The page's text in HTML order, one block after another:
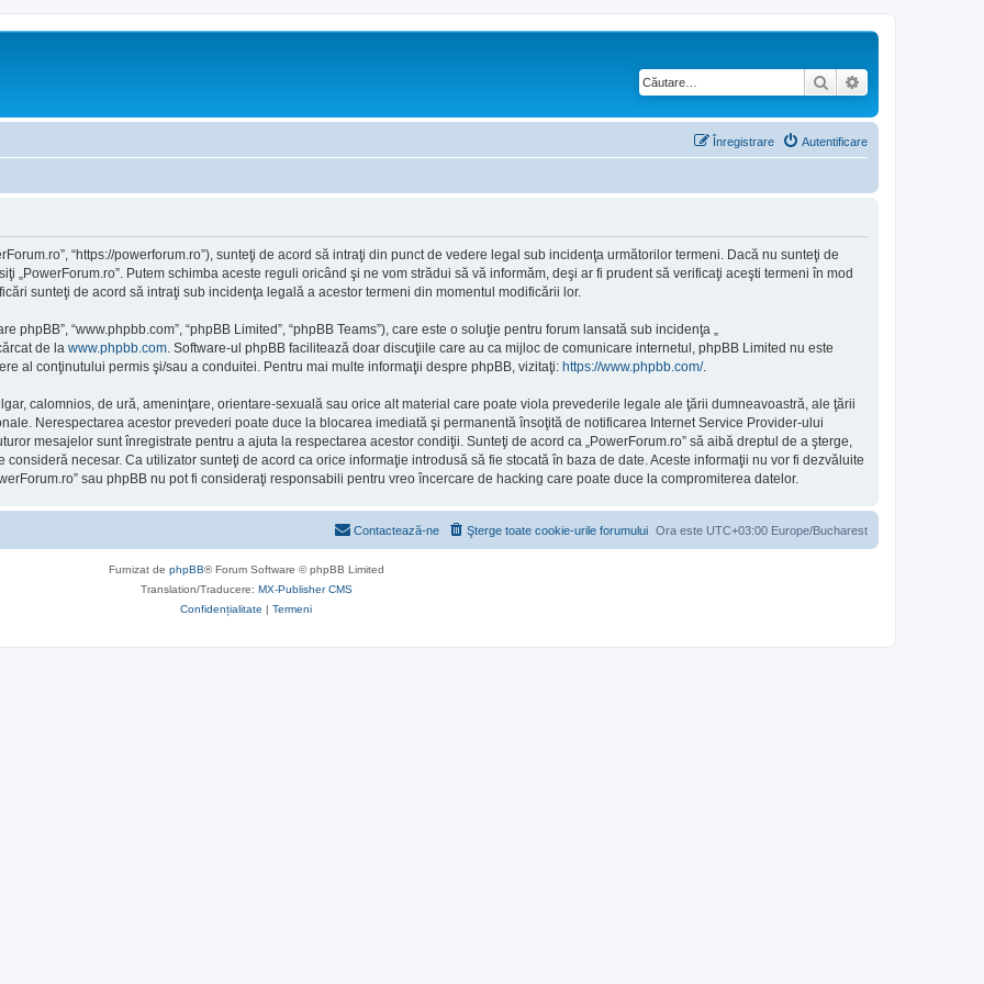
Căutare
Autentificare
Înregistrare
“https://powerforum.ro”), sunteţi de acord să intraţi din punct de vedere legal sub incidenţa următorilor termeni. Dacă nu sunteţi de
„PowerForum.ro”. Putem schimba aceste reguli oricând şi ne vom strădui să vă informăm, deşi ar fi prudent să verificaţi aceşti termeni în mod
sunteţi de acord să intraţi sub incidenţa legală a acestor termeni din momentul modificării lor.
phpBB”, “www.phpbb.com”, “phpBB Limited”, “phpBB Teams”), care este o soluţie pentru forum lansată sub incidenţa „
de la www.phpbb.com . Software-ul phpBB facilitează doar discuţiile care au ca mijloc de comunicare internetul, phpBB Limited nu este
al conţinutului permis şi/sau a conduitei. Pentru mai multe informaţii despre phpBB, vizitaţi: https://www.phpbb.com/.
calomnios, de ură, ameninţare, orientare-sexuală sau orice alt material care poate viola prevederile legale ale ţării dumneavoastră, ale ţării
Nerespectarea acestor prevederi poate duce la blocarea imediată şi permanentă însoţită de notificarea Internet Service Provider-ului
mesajelor sunt înregistrate pentru a ajuta la respectarea acestor condiţii. Sunteţi de acord ca „PowerForum.ro” să aibă dreptul de a şterge,
necesar. Ca utilizator sunteţi de acord ca orice informaţie introdusă să fie stocată în baza de date. Aceste informaţii nu vor fi dezvăluite
sau phpBB nu pot fi consideraţi responsabili pentru vreo încercare de hacking care poate duce la compromiterea datelor.
Ora este UTC+03:00 Europe/Bucharest
Şterge toate cookie-urile forumului
Contactează-ne
Furnizat de phpBB® Forum Software © phpBB Limited
Translation/Traducere: MX-Publisher CMS
Confidențialitate | Termeni